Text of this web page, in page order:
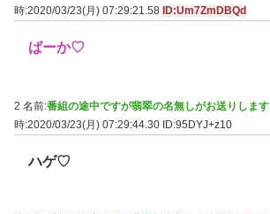
時:2020/03/23(月) 07:29:21.58 ID:Um7ZmDBQd
ばーか♡
2 名前:番組の途中ですが翡翠の名無しがお送りします
時:2020/03/23(月) 07:29:44.30 ID:95DYJ+z10
ハゲ♡